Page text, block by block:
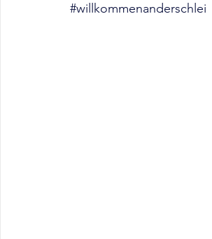
#willkommenanderschlei